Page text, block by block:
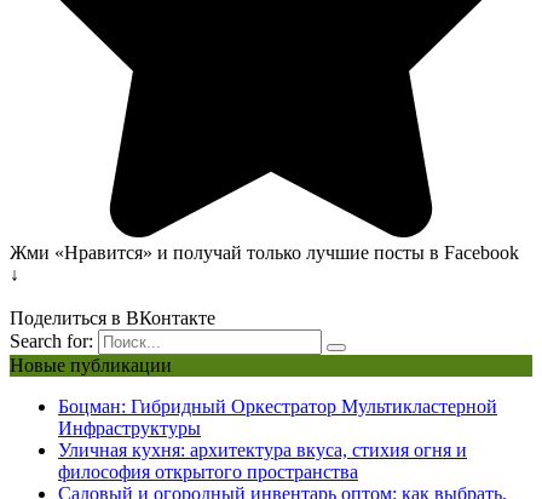
Жми «Нравится» и получай только лучшие посты в Facebook
↓
Поделиться в ВКонтакте
Search for:
Новые публикации
Боцман: Гибридный Оркестратор Мультикластерной
Инфраструктуры
Уличная кухня: архитектура вкуса, стихия огня и
философия открытого пространства
Садовый и огородный инвентарь оптом: как выбрать,